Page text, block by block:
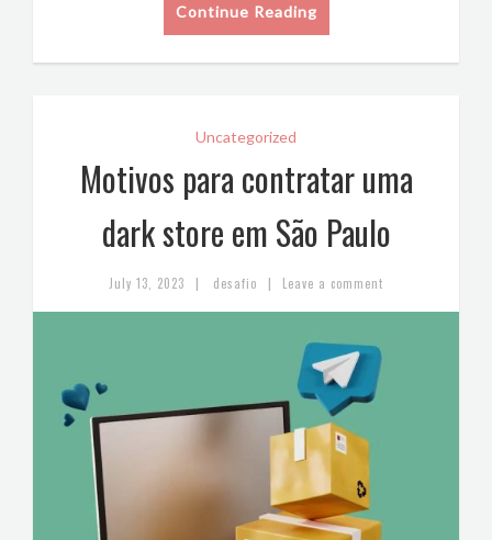
Continue Reading
Uncategorized
Motivos para contratar uma
dark store em São Paulo
July 13, 2023 | desafio | Leave a comment